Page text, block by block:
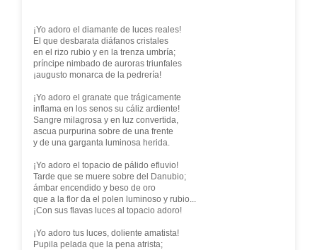
¡Yo adoro el diamante de luces reales!
El que desbarata diáfanos cristales
en el rizo rubio y en la trenza umbría;
príncipe nimbado de auroras triunfales
¡augusto monarca de la pedrería!
¡Yo adoro el granate que trágicamente
inflama en los senos su cáliz ardiente!
Sangre milagrosa y en luz convertida,
ascua purpurina sobre de una frente
y de una garganta luminosa herida.
¡Yo adoro el topacio de pálido efluvio!
Tarde que se muere sobre del Danubio;
ámbar encendido y beso de oro
que a la flor da el polen luminoso y rubio...
¡Con sus flavas luces al topacio adoro!
¡Yo adoro tus luces, doliente amatista!
Pupila pelada que la pena atrista;